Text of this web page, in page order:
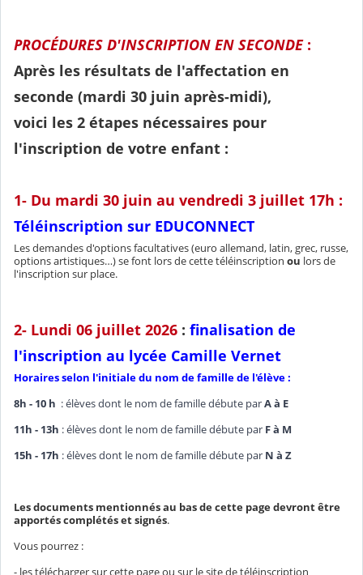
PROCÉDURES D'INSCRIPTION EN SECONDE :
Après les résultats de l'affectation en
seconde (mardi 30 juin après-midi),
voici les 2 étapes nécessaires pour
l'inscription de votre enfant :
1- Du mardi 30 juin au vendredi 3 juillet 17h :
Téléinscription sur EDUCONNECT
Les demandes d'options facultatives (euro allemand, latin, grec, russe,
options artistiques…) se font lors de cette téléinscription ou lors de
l'inscription sur place.
2- Lundi 06 juillet 2026 : finalisation de
l'inscription au lycée Camille Vernet
Horaires selon l'initiale du nom de famille de l'élève :
8h - 10 h : élèves dont le nom de famille débute parA à E
11h - 13h : élèves dont le nom de famille débute par F à M
15h - 17h : élèves dont le nom de famille débute par N à Z
Les documents mentionnés au bas de cette page devront être
apportés complétés et signés.
Vous pourrez :
- les télécharger sur cette page ou sur le site de téléinscription